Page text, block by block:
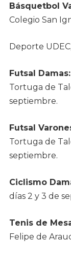
Básquetbol
Colegio San
Deporte
Futsal Damas:
Tortuga de
septiembre.
Futsal
Tortuga de
septiembre.
Ciclismo
días 2 y 3 de
Tenis de
Felipe de